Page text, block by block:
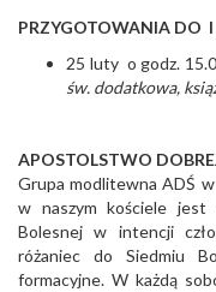
PRZYGOTOWANIA DO
25 luty o godz.
św. dodatkowa,
APOSTOLSTWO
Grupa modlitewna ADŚ
w naszym kościele jest
Bolesnej w intencji
różaniec do Siedmiu
formacyjne. W każdą